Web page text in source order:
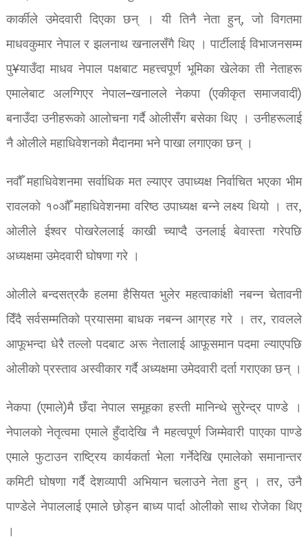
कार्कीले उमेदवारी दिएका छन् । यी तिनै नेता हुन्, जो विगतमा
माधवकुमार नेपाल र झलनाथ खनालसँगै थिए । पार्टीलाई विभाजनसम्म
पु¥याउँदा माधव नेपाल पक्षबाट महत्त्वपूर्ण भूमिका खेलेका ती नेताहरू
एमालेबाट अलग्गिएर नेपाल–खनालले नेकपा (एकीकृत समाजवादी)
बनाउँदा उनीहरूको आलोचना गर्दै ओलीसँग बसेका थिए । उनीहरूलाई
नै ओलीले महाधिवेशनको मैदानमा भने पाखा लगाएका छन् ।
नवौँ महाधिवेशनमा सर्वाधिक मत ल्याएर उपाध्यक्ष निर्वाचित भएका भीम
रावलको १०औँ महाधिवेशनमा वरिष्ठ उपाध्यक्ष बन्ने लक्ष्य थियो । तर,
ओलीले ईश्वर पोखरेललाई काखी च्याप्दै उनलाई बेवास्ता गरेपछि
अध्यक्षमा उमेदवारी घोषणा गरे ।
ओलीले बन्दसत्रकै हलमा हैसियत भुलेर महत्वाकांक्षी नबन्न चेतावनी
दिँदै सर्वसम्मतिको प्रयासमा बाधक नबन्न आग्रह गरे । तर, रावलले
आफूभन्दा धेरै तल्लो पदबाट अरू नेतालाई आफूसमान पदमा ल्याएपछि
ओलीको प्रस्ताव अस्वीकार गर्दै अध्यक्षमा उमेदवारी दर्ता गराएका छन् ।
नेकपा (एमाले)मै छँदा नेपाल समूहका हस्ती मानिन्थे सुरेन्द्र पाण्डे ।
नेपालको नेतृत्वमा एमाले हुँदादेखि नै महत्वपूर्ण जिम्मेवारी पाएका पाण्डे
एमाले फुटाउन राष्ट्रिय कार्यकर्ता भेला गर्नेदेखि एमालेको समानान्तर
कमिटी घोषणा गर्दै देशव्यापी अभियान चलाउने नेता हुन् । तर, उनै
पाण्डेले नेपाललाई एमाले छोड्न बाध्य पार्दा ओलीको साथ रोजेका थिए
।